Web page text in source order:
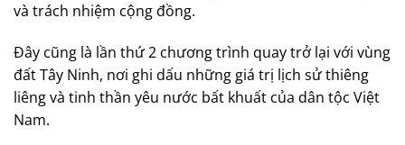
và trách nhiệm cộng đồng.
Đây cũng là lần thứ 2 chương trình quay trở lại với vùng
đất Tây Ninh, nơi ghi dấu những giá trị lịch sử thiêng
liêng và tinh thần yêu nước bất khuất của dân tộc Việt
Nam.